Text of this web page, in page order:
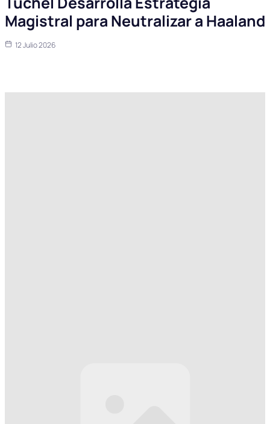
Magistral para Neutralizar a Haaland
12 Julio 2026